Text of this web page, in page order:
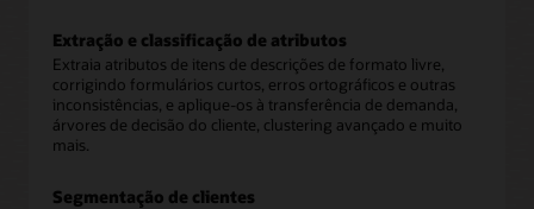
Extração e classificação de atributos
Extraia atributos de itens de descrições de formato livre,
corrigindo formulários curtos, erros ortográficos e outras
inconsistências, e aplique-os à transferência de demanda,
árvores de decisão do cliente, clustering avançado e muito
mais.
Segmentação de clientes